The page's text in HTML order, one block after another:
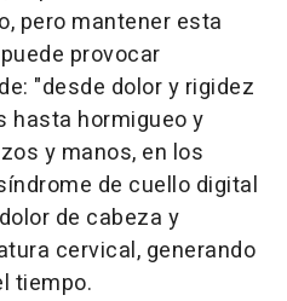
pero mantener esta
provocar
"desde dolor y rigidez
hasta hormigueo y
y manos, en los
de cuello digital
de cabeza y
cervical, generando
tiempo.